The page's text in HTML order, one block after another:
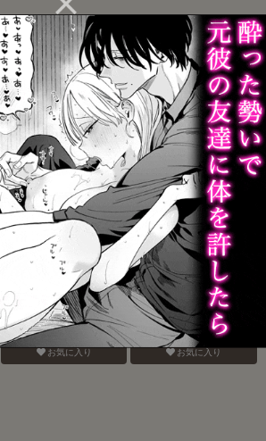
電鋸男vs3Pしないと出ら
れない部屋
お気に入り
そこにお尻があったか
ら。
お気に入り
認知の力ってすげぇ！！
お気に入り
おねがいだからいいこと
聞いて
お気に入り